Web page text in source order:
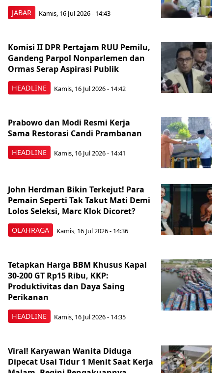
JABAR Kamis, 16 Jul 2026 - 14:43
HEADLINE
Komisi II DPR Pertajam RUU Pemilu,
Gandeng Parpol Nonparlemen dan
Ormas Serap Aspirasi Publik
Kamis, 16 Jul 2026 - 14:42
HEADLINE
Prabowo dan Modi Resmi Kerja
Sama Restorasi Candi Prambanan
Kamis, 16 Jul 2026 - 14:41
OLAHRAGA
John Herdman Bikin Terkejut! Para
Pemain Seperti Tak Takut Mati Demi
Lolos Seleksi, Marc Klok Dicoret?
Kamis, 16 Jul 2026 - 14:36
HEADLINE
Tetapkan Harga BBM Khusus Kapal
30-200 GT Rp15 Ribu, KKP:
Produktivitas dan Daya Saing
Perikanan
Kamis, 16 Jul 2026 - 14:35
Viral! Karyawan Wanita Diduga
Dipecat Usai Tidur 1 Menit Saat Kerja